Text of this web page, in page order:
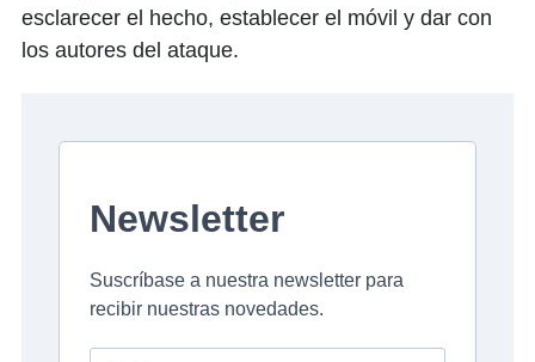
esclarecer el hecho, establecer el móvil y dar con
los autores del ataque.